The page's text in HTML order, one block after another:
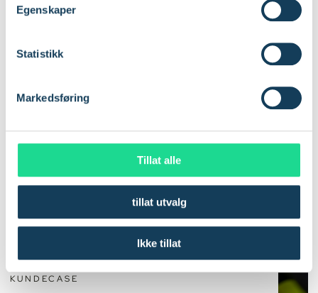
Egenskaper
Statistikk
Markedsføring
Tillat alle
tillat utvalg
Ikke tillat
Se hvordan IoT-løsninger fra Com4 brukes i
KUNDECASE